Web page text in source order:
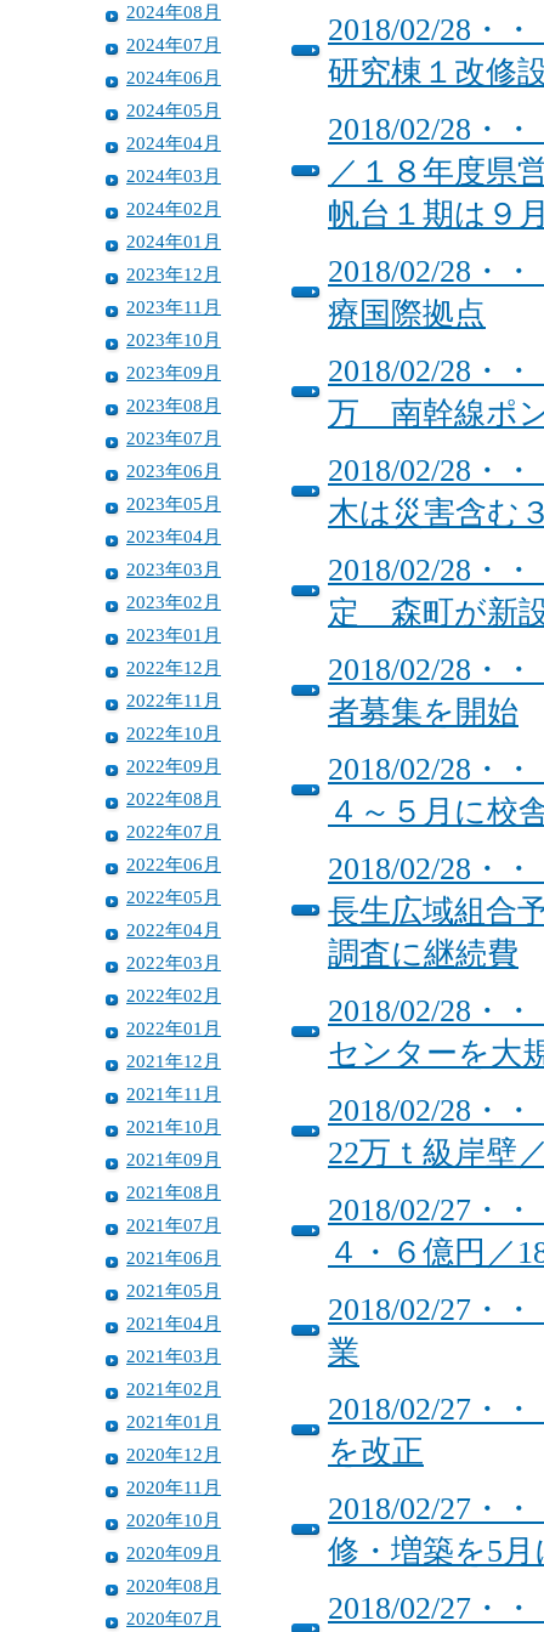
2024年08月
2024年07月
2024年06月
2024年05月
2024年04月
2024年03月
2024年02月
2024年01月
2023年12月
2023年11月
2023年10月
2023年09月
2023年08月
2023年07月
2023年06月
2023年05月
2023年04月
2023年03月
2023年02月
2023年01月
2022年12月
2022年11月
2022年10月
2022年09月
2022年08月
2022年07月
2022年06月
2022年05月
2022年04月
2022年03月
2022年02月
2022年01月
2021年12月
2021年11月
2021年10月
2021年09月
2021年08月
2021年07月
2021年06月
2021年05月
2021年04月
2021年03月
2021年02月
2021年01月
2020年12月
2020年11月
2020年10月
2020年09月
2020年08月
2020年07月
2018/02/28・
研究棟１改修
2018/02/28・
／１８年度県
帆台１期は９
2018/02/28・
療国際拠点
2018/02/28・
万 南幹線ポ
2018/02/28・
木は災害含む
2018/02/28・
定 森町が新
2018/02/28・
者募集を開始
2018/02/28・
４～５月に校
2018/02/28・
長生広域組合
調査に継続費
2018/02/28・
センターを大
2018/02/28・
22万ｔ級岸壁
2018/02/27・
４・６億円／
2018/02/27・
業
2018/02/27・
を改正
2018/02/27・
修・増築を5月
2018/02/27・